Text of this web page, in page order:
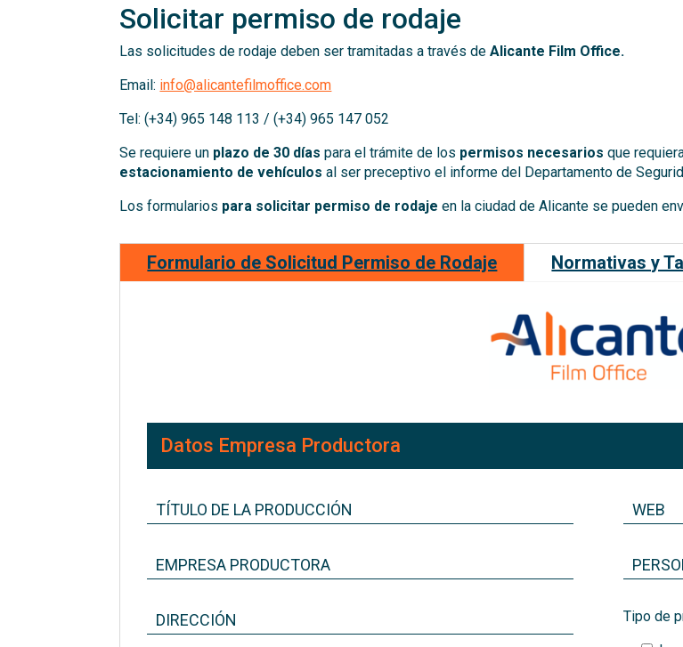
Solicitar permiso de rodaje
Las solicitudes de rodaje deben ser tramitadas a través de Alicante Film Office.
Email: info@alicantefilmoffice.com
Tel: (+34) 965 148 113 / (+34) 965 147 052
Se requiere un plazo de 30 díaspara el trámite de los permisos necesarios que
estacionamiento de vehículos al ser preceptivo el informe del Departamento de
Los formularios para solicitar permiso de rodaje en la ciudad de Alicante se pueden
Formulario de Solicitud Permiso de Rodaje Normativas y
Datos Empresa Productora
Tipo de